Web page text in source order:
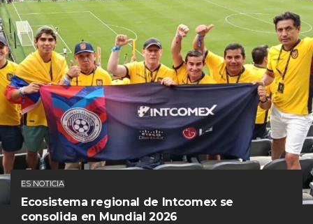
ES NOTICIA
Ecosistema regional de Intcomex se
consolida en Mundial 2026